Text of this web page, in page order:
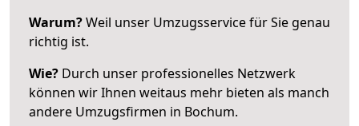
Warum?Weil unser Umzugsservice für Sie genau
richtig ist.
Wie? Durch unser professionelles Netzwerk
können wir Ihnen weitaus mehr bieten als manch
andere Umzugsfirmen in Bochum.